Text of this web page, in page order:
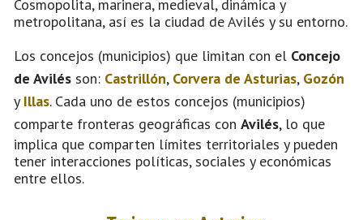
Cosmopolita, marinera, medieval, dinámica y
metropolitana, así es la ciudad de Avilés y su entorno.
Los concejos (municipios) que limitan con el Concejo
de Avilés son: Castrillón, Corvera de Asturias, Gozón
y Illas. Cada uno de estos concejos (municipios)
comparte fronteras geográficas con Avilés, lo que
implica que comparten límites territoriales y pueden
tener interacciones políticas, sociales y económicas
entre ellos.